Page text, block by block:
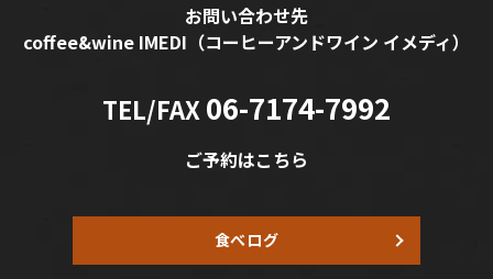
お問い合わせ先
coffee&wine IMEDI （コーヒーアンドワイン イメディ）
TEL/FAX 06-7174-7992
ご予約はこちら
食べログ